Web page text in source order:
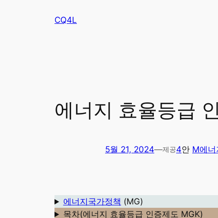
CQ4L
에너지 효율등급
5월 21, 2024—제공4안 M에너
에너지국가정책 (MG)
목차(에너지 효율등급 인증제도 MGK)